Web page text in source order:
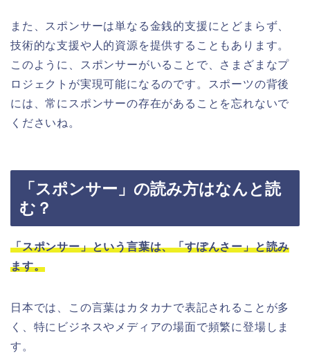
また、スポンサーは単なる金銭的支援にとどまらず、
技術的な支援や人的資源を提供することもあります。
このように、スポンサーがいることで、さまざまなプ
ロジェクトが実現可能になるのです。スポーツの背後
には、常にスポンサーの存在があることを忘れないで
くださいね。
「スポンサー」の読み方はなんと読
む？
「スポンサー」という言葉は、「すぽんさー」と読み
ます。
日本では、この言葉はカタカナで表記されることが多
く、特にビジネスやメディアの場面で頻繁に登場しま
す。